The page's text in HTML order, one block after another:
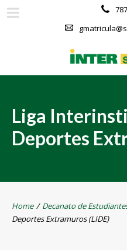
Liga
Deportes
Home / Decanato de
Deportes Extramuros (LIDE)